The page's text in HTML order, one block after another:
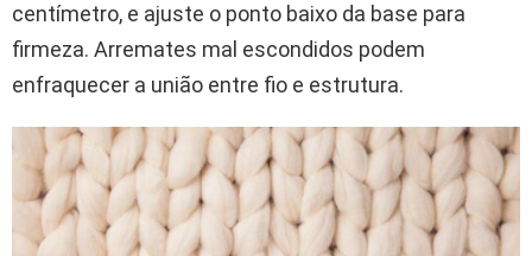
centímetro, e ajuste o ponto baixo da base para
firmeza. Arremates mal escondidos podem
enfraquecer a união entre fio e estrutura.